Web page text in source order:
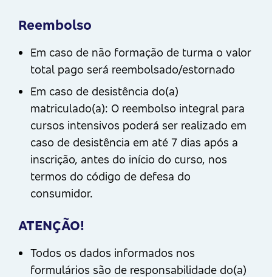
Reembolso
Em caso de não formação de turma o valor
total pago será reembolsado/estornado
Em caso de desistência do(a)
matriculado(a): O reembolso integral para
cursos intensivos poderá ser realizado em
caso de desistência em até 7 dias após a
inscrição, antes do início do curso, nos
termos do código de defesa do
consumidor.
ATENÇÃO!
Todos os dados informados nos
formulários são de responsabilidade do(a)